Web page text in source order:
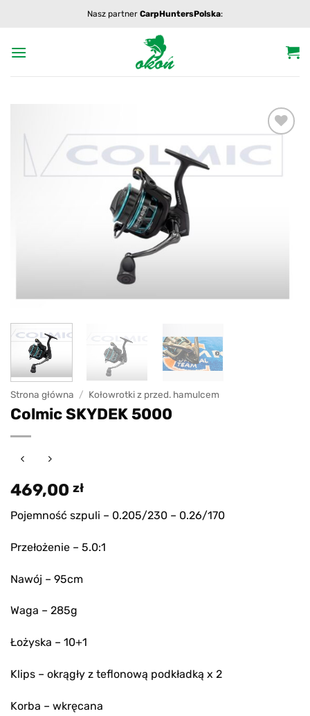
Nasz partner CarpHuntersPolska:
Add to
wishlist
Strona główna / Kołowrotki z przed. hamulcem
Colmic SKYDEK 5000
469,00 zł
Pojemność szpuli – 0.205/230 – 0.26/170
Przełożenie – 5.0:1
Nawój – 95cm
Waga – 285g
Łożyska – 10+1
Klips – okrągły z teflonową podkładką x 2
Korba – wkręcana